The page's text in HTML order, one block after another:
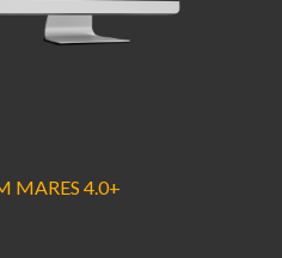
MARES 4.0+